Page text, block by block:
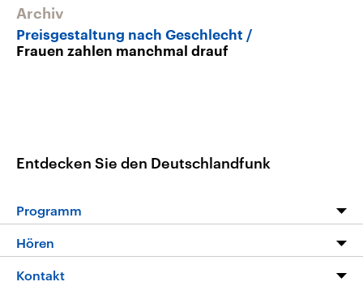
Archiv
Preisgestaltung nach Geschlecht
Frauen zahlen manchmal drauf
Entdecken Sie den Deutschlandfunk
Programm
Hören
Livestream
Kontakt